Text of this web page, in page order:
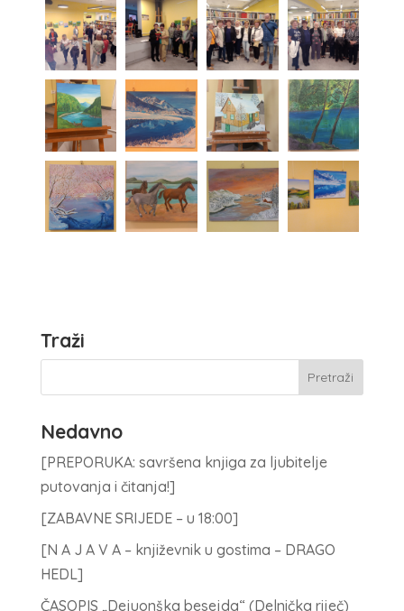
Traži
Nedavno
[PREPORUKA: savršena knjiga za ljubitelje
putovanja i čitanja!]
[ZABAVNE SRIJEDE – u 18:00]
[N A J A V A – književnik u gostima – DRAGO
HEDL]
ČASOPIS „Dejuonška besejda“ (Delnička riječ)